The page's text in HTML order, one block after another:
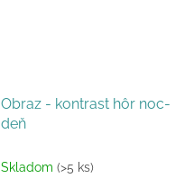
Obraz - kontrast hôr noc-
deň
Skladom (>5 ks)